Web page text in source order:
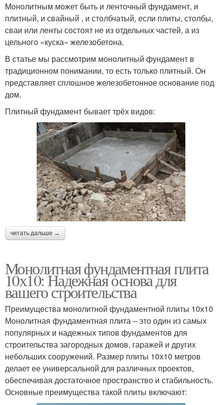
Монолитным может быть и ленточный фундамент, и
плитный, и свайный , и столбчатый, если плиты, столбы,
сваи или ленты состоят не из отдельных частей, а из
цельного «куска» железобетона.
В статье мы рассмотрим монолитный фундамент в
традиционном понимании, то есть только плитный. Он
представляет сплошное железобетонное основание под
дом.
Плитный фундамент бывает трёх видов:
читать дальше →
Монолитная фундаментная плита
10х10: Надежная основа для
вашего строительства
Преимущества монолитной фундаментной плиты 10х10
Монолитная фундаментная плита – это один из самых
популярных и надежных типов фундаментов для
строительства загородных домов, гаражей и других
небольших сооружений. Размер плиты 10х10 метров
делает ее универсальной для различных проектов,
обеспечивая достаточное пространство и стабильность.
Основные преимущества такой плиты включают: